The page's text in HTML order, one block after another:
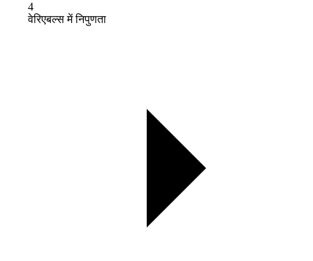
4
वेरिएबल्स में निपुणता